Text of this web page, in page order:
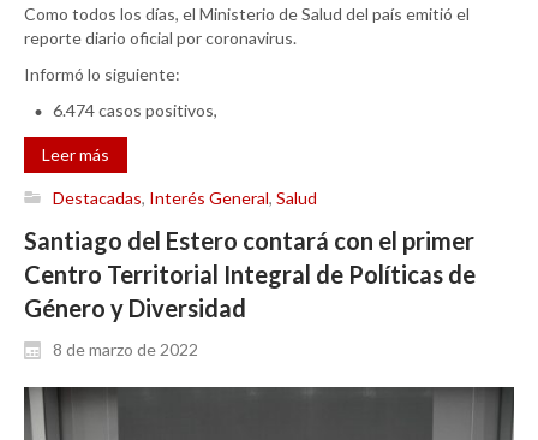
Como todos los días, el Ministerio de Salud del país emitió el
reporte diario oficial por coronavirus.
Informó lo siguiente:
6.474 casos positivos,
Leer más
Destacadas, Interés General, Salud
Santiago del Estero contará con el primer
Centro Territorial Integral de Políticas de
Género y Diversidad
8 de marzo de 2022